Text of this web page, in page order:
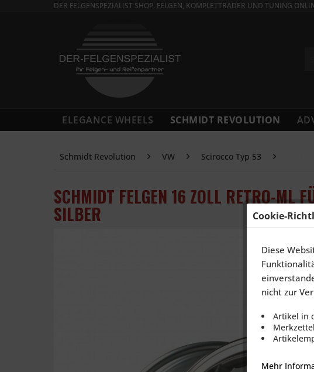
DER FELGENSPEZIALIST SHOP. FELGEN, KOMPLETTRÄDER UND TUNING
ELEGANCE WHEELS SCHMIDT REVOLUTION
Schmidt Revolution VW Scirocco Typ 53
SCHMIDT FELGEN 16 ZOLL RETRO-ML
SILBER
Cookie-
Diese
nicht zur
Artikel in
Merkzettel
Mehr